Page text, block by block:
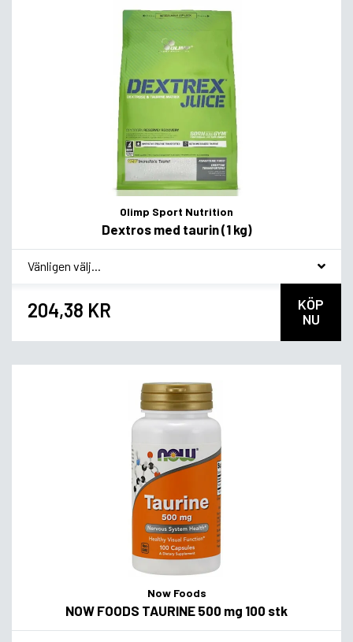
Olimp Sport Nutrition
Dextros med taurin (1 kg)
* Smagsvariant
204,38 KR
KÖP
NU
Now Foods
NOW FOODS TAURINE 500 mg 100 stk